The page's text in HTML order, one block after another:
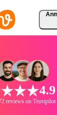
4.9
reviews on Trustpilot